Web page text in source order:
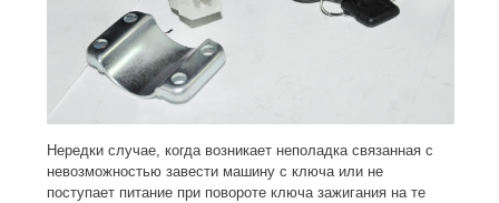
Нередки случае, когда возникает неполадка связанная с
невозможностью завести машину с ключа или не
поступает питание при повороте ключа зажигания на те